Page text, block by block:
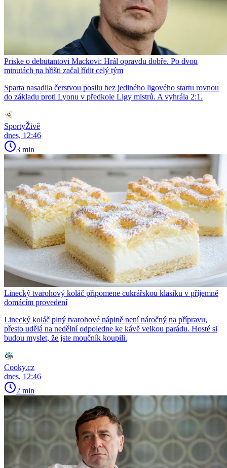
Priske o debutantovi Mackovi: Hrál opravdu dobře. Po dvou
minutách na hřišti začal řídit celý tým
Sparta nasadila čerstvou posilu bez jediného ligového startu rovnou
do základu proti Lyonu v předkole Ligy mistrů. A vyhrála 2:1.
SportyŽivě
dnes, 12:46
3 min
Linecký tvarohový koláč připomene cukrářskou klasiku v příjemně
domácím provedení
Linecký koláč plný tvarohové náplně není náročný na přípravu,
přesto udělá na nedělní odpoledne ke kávě velkou parádu. Hosté si
budou myslet, že jste moučník koupili.
Cooky.cz
dnes, 12:46
2 min